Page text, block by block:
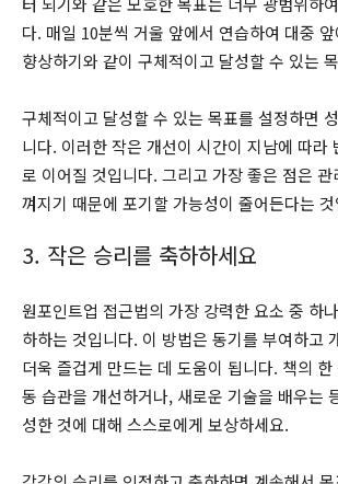
다. 매일 10분씩 거울 앞에서 연습하여 대중
향상하기와 같이 구체적이고 달성할 수 있는
구체적이고 달성할 수 있는 목표를 설정하면
니다. 이러한 작은 개선이 시간이 지남에 따라
로 이어질 것입니다. 그리고 가장 좋은 점은
껴지기 때문에 포기할 가능성이 줄어든다는
3. 작은 승리를 축하하세요
원포인트업 접근법의 가장 강력한 요소 중 하
하하는 것입니다. 이 방법은 동기를 부여하고
더욱 즐겁게 만드는 데 도움이 됩니다. 책의
동 습관을 개선하거나, 새로운 기술을 배우는
성한 것에 대해 스스로에게 보상하세요.